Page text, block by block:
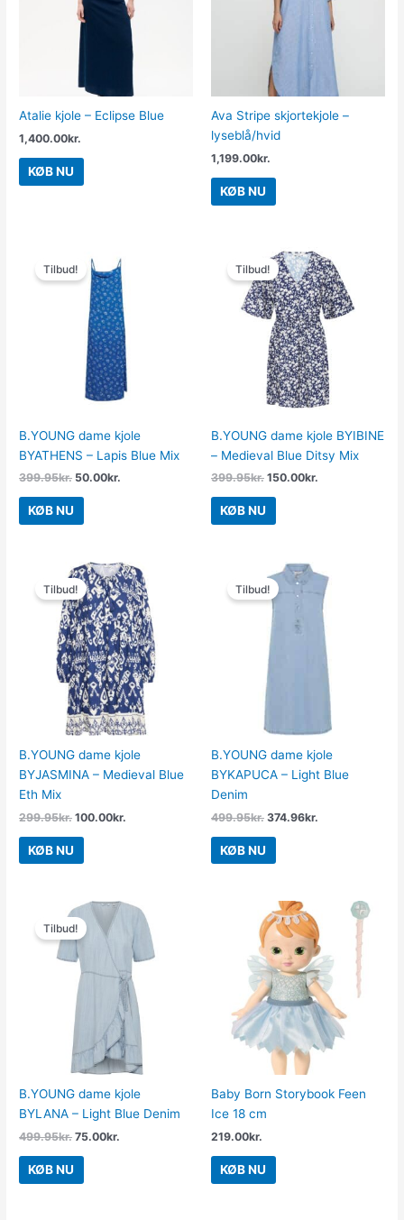
Atalie kjole – Eclipse Blue
1,400.00kr.
KØB NU
Ava Stripe skjortekjole –
lyseblå/hvid
1,199.00kr.
KØB NU
Tilbud!
B.YOUNG dame kjole
BYATHENS – Lapis Blue Mix
399.95kr.
oprindelige
pris
var:
399.95kr..
50.00kr.
aktuelle
pris
er:
50.00kr..
KØB NU
Tilbud!
B.YOUNG dame kjole BYIBINE
– Medieval Blue Ditsy Mix
399.95kr.
Den
oprindelige
pris
var:
399.95kr..
150.00kr.
aktuelle
pris
er:
150.00kr..
KØB NU
Tilbud!
B.YOUNG dame kjole
BYJASMINA – Medieval Blue
Eth Mix
299.95kr.
Den
oprindelige
pris
var:
299.95kr..
100.00kr.
Den
aktuelle
pris
er:
100.00kr..
KØB NU
Tilbud!
B.YOUNG dame kjole
BYKAPUCA – Light Blue
Denim
499.95kr.
Den
oprindelige
pris
var:
499.95kr..
374.96kr.
aktuelle
pris
er:
374.96kr..
KØB NU
Tilbud!
B.YOUNG dame kjole
BYLANA – Light Blue Denim
499.95kr.
Den
oprindelige
pris
var:
499.95kr..
75.00kr.
Den
aktuelle
er:
75.00kr..
KØB NU
Baby Born Storybook Feen
Ice 18 cm
219.00kr.
KØB NU